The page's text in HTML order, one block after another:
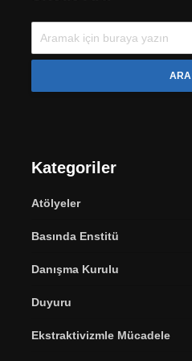
ARA
Kategoriler
Atölyeler
Basında Enstitü
Danışma Kurulu
Duyuru
Ekstraktivizmle Mücadele